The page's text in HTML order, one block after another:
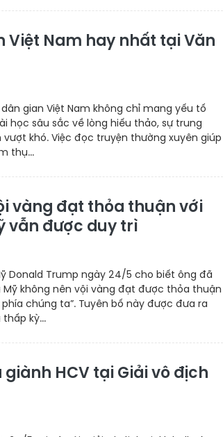
Việt Nam hay nhất tại Văn
gian Việt Nam không chỉ mang yếu tố
học sâu sắc về lòng hiếu thảo, sự trung
khó. Việc đọc truyện thường xuyên giúp
thụ...
vàng đạt thỏa thuận với
vẫn được duy trì
Donald Trump ngày 24/5 cho biết ông đã
không nên vội vàng đạt được thỏa thuận
chúng ta”. Tuyên bố này được đưa ra
kỳ...
HCV tại Giải vô địch